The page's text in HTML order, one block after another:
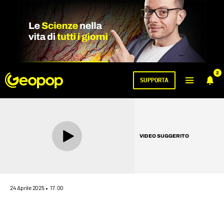
2
SUPPORTA
VIDEO SUGGERITO
24 Aprile 2025 17:00